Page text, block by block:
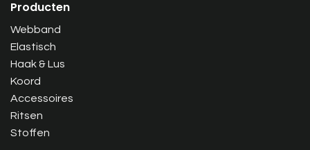
Producten
Webband
Elastisch
Haak & Lus
Koord
Accessoires
Ritsen
Stoffen